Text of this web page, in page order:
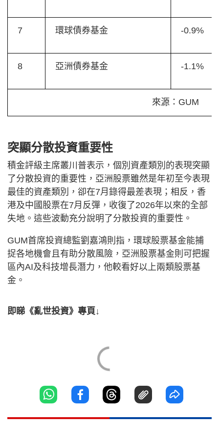
7 環球債券基金 -0.9%
8 亞洲債券基金 -1.1%
來源：GUM
突顯分散投資重要性
積金評級主席叢川普表示，個別資產類別的表現突顯
了分散投資的重要性，亞洲股票雖然是年初至今表現
最佳的資產類別，卻在7月錄得最差表現；相反，香
港及中國股票在7月反彈，收復了2026年以來的全部
失地。這些波動充分說明了分散投資的重要性。
GUM首席投資總監劉嘉鴻則指，環球股票基金能捕
捉各地機會且有助分散風險，亞洲股票基金則可把握
區內AI及科技增長潛力，他較看好以上兩類股票基
金。
即睇《亂世投資》專頁↓